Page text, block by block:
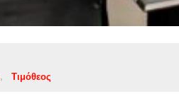
Τιμόθεος